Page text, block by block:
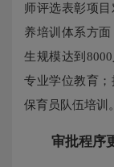
师评选表彰项
养培训体系方
生规模达到
专业学位教育
保育员队伍培训。
审批程序更